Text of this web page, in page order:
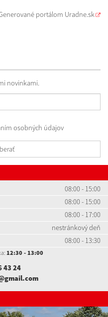
portálom Uradne.sk
novinkami.
osobných údajov
08:00 - 15:00
08:00 - 15:00
08:00 - 17:00
nestránkový deň
08:00 - 13:30
12:30 - 13:00
43 24